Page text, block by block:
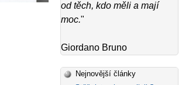
od těch, kdo měli a mají
moc."
Giordano Bruno
Nejnovější články